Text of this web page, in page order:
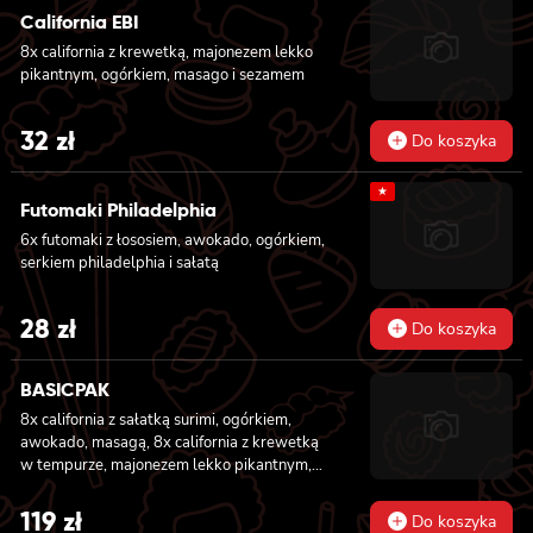
California EBI
8x california z krewetką, majonezem lekko
pikantnym, ogórkiem, masago i sezamem
32zł Do koszyka
Futomaki Philadelphia
6x futomaki z łososiem, awokado, ogórkiem,
serkiem philadelphia i sałatą
★
28zł Do koszyka
BASICPAK
8x california z sałatką surimi, ogórkiem,
awokado, masagą, 8x california z krewetką
w tempurze, majonezem lekko pikantnym,
ogórkiem, sezamem i masago, 6x futomaki z
tuńczykiem, majonezem lekko pikantnym,
119 zł Do koszyka